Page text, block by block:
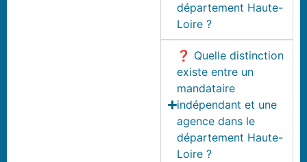
département Haute-
Loire ?
❓ Quelle distinction
existe entre un
mandataire
indépendant et une
agence dans le
département Haute-
Loire ?